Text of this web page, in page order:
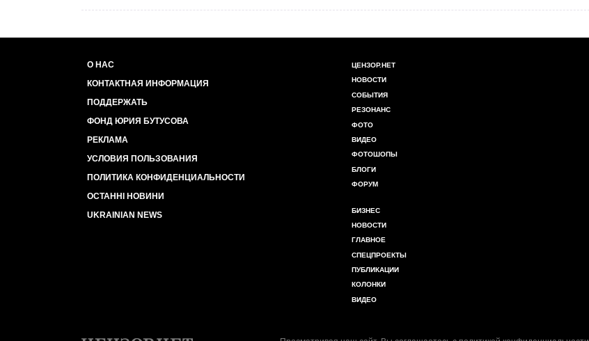
О НАС
КОНТАКТНАЯ ИНФОРМАЦИЯ
ПОДДЕРЖАТЬ
ФОНД ЮРИЯ БУТУСОВА
РЕКЛАМА
УСЛОВИЯ ПОЛЬЗОВАНИЯ
ПОЛИТИКА КОНФИДЕНЦИАЛЬНОСТИ
ОСТАННІ НОВИНИ
UKRAINIAN NEWS
ЦЕНЗОР.НЕТ
НОВОСТИ
СОБЫТИЯ
РЕЗОНАНС
ФОТО
ВИДЕО
ФОТОШОПЫ
БЛОГИ
ФОРУМ
БИЗНЕС
НОВОСТИ
ГЛАВНОЕ
СПЕЦПРОЕКТЫ
ПУБЛИКАЦИИ
КОЛОНКИ
ВИДЕО